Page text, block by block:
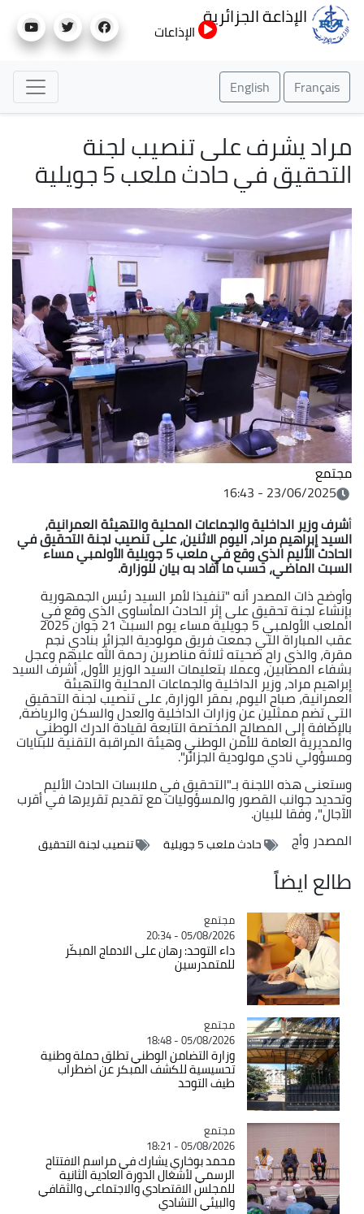
إلى
الإذاعة الجزائرية
الإذاعات
Français
English
مراد يشرف على تنصيب لجنة
التحقيق في حادث ملعب 5 جويلية
مجتمع
23/06/2025 - 16:43
شرف وزير الداخلية والجماعات المحلية والتهيئة العمرانية،
السيد إبراهيم مراد، اليوم الاثنين، على تنصيب لجنة التحقيق في
الحادث الأليم الذي وقع في ملعب 5 جويلية الأولمبي مساء
السبت الماضي، حسب ما أفاد به بيان للوزارة.
وأوضح ذات المصدر أنه "تنفيذا لأمر السيد رئيس الجمهورية
بإنشاء لجنة تحقيق على إثر الحادث المأساوي الذي وقع في
الملعب الأولمبي 5 جويلية مساء يوم السبت 21 جوان 2025
عقب المباراة التي جمعت فريق مولودية الجزائر بنادي نجم
مقرة، والذي راح ضحيته ثلاثة مناصرين رحمة الله عليهم وعجل
بشفاء المصابين، وعملا بتعليمات السيد الوزير الأول، أشرف السيد
إبراهيم مراد، وزير الداخلية والجماعات المحلية والتهيئة
العمرانية، صباح اليوم، بمقر الوزارة، على تنصيب لجنة التحقيق
التي تضم ممثلين عن وزارات الداخلية والعدل والسكن والرياضة،
بالإضافة إلى المصالح المختصة التابعة لقيادة الدرك الوطني
والمديرية العامة للأمن الوطني وهيئة المراقبة التقنية للبنايات
ومسؤولي نادي مولودية الجزائر".
وستعنى هذه اللجنة بـ"التحقيق في ملابسات الحادث الأليم
وتحديد جوانب القصور والمسؤوليات مع تقديم تقريرها في أقرب
الآجال"، وفقا للبيان.
المصدروأج حادث ملعب 5 جويلية تنصيب لجنة التحقيق
طالع ايضاً
Catégorie
مجتمع
05/08/2026 - 20:34
داء التوحد: رهان على الادماج المبكّر
للمتمدرسين
Catégorie
مجتمع
05/08/2026 - 18:48
وزارة التضامن الوطني تطلق حملة وطنية
تحسيسية للكشف المبكر عن اضطراب
طيف التوحد
Catégorie
مجتمع
05/08/2026 - 18:21
محمد بوخاري يشارك في مراسم الافتتاح
الرسمي لأشغال الدورة العادية الثانية
للمجلس الاقتصادي والاجتماعي والثقافي
والبيئي التشادي